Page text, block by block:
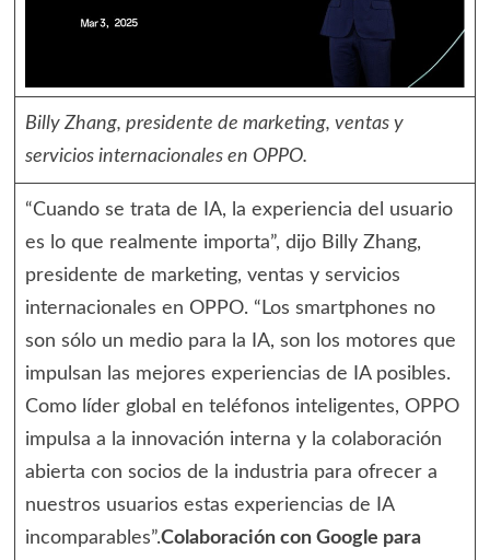
Billy Zhang, presidente de marketing, ventas y
servicios internacionales en OPPO.
“Cuando se trata de IA, la experiencia del usuario
es lo que realmente importa”, dijo Billy Zhang,
presidente de marketing, ventas y servicios
internacionales en OPPO. “Los smartphones no
son sólo un medio para la IA, son los motores que
impulsan las mejores experiencias de IA posibles.
Como líder global en teléfonos inteligentes, OPPO
impulsa a la innovación interna y la colaboración
abierta con socios de la industria para ofrecer a
nuestros usuarios estas experiencias de IA
incomparables”.Colaboración con Google para